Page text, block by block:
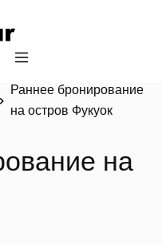
Раннее бронирование
на остров Фукуок
на